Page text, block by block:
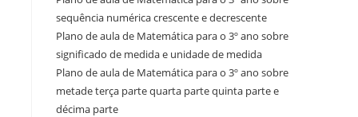
sequência numérica crescente e decrescente
Plano de aula de Matemática para o 3º ano sobre
significado de medida e unidade de medida
Plano de aula de Matemática para o 3º ano sobre
metade terça parte quarta parte quinta parte e
décima parte